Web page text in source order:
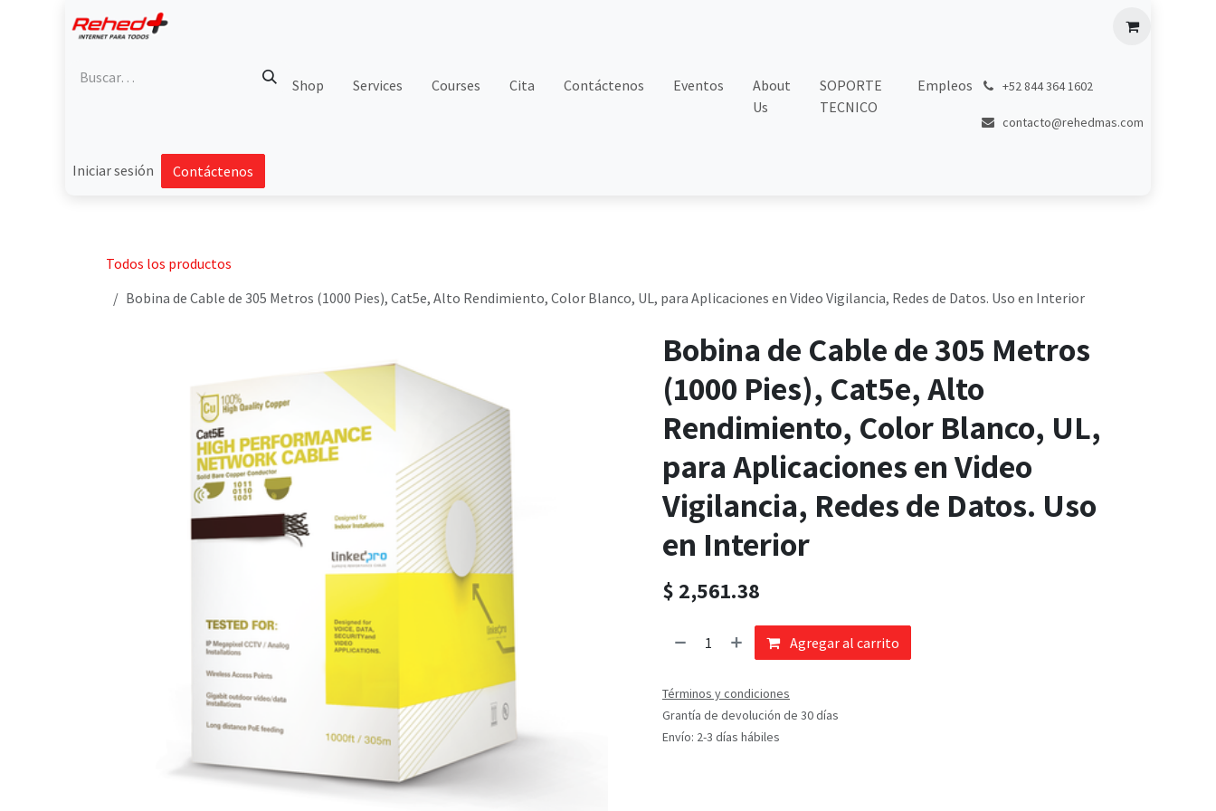
Shop Services Courses Cita Contáctenos Eventos
About
Us
SOPORTE
TECNICO
Empleos +52 844 364 1602
contacto@rehedmas.com
Iniciar sesión Contáctenos
Todos los productos
Bobina de Cable de 305 Metros (1000 Pies), Cat5e, Alto Rendimiento, Color Blanco, UL, para Aplicaciones en Video Vigilancia, Redes de Datos. Uso en Interior
Bobina de Cable de 305 Metros
(1000 Pies), Cat5e, Alto
Rendimiento, Color Blanco, UL,
para Aplicaciones en Video
Vigilancia, Redes de Datos. Uso
en Interior
$ 2,561.38
Agregar al carrito
Términos y condiciones
Grantía de devolución de 30 días
Envío: 2-3 días hábiles